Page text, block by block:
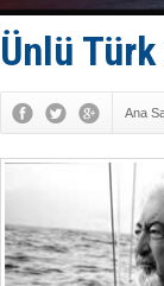
Ünlü
Ana